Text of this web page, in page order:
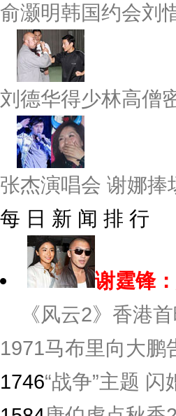
俞灏明韩国约会刘
刘德华得少林高僧
张杰演唱会 谢娜捧
每 日 新 闻 排 行
谢霆锋
《风云2》香港
1971马布里向大鹏
1746“战争”主题